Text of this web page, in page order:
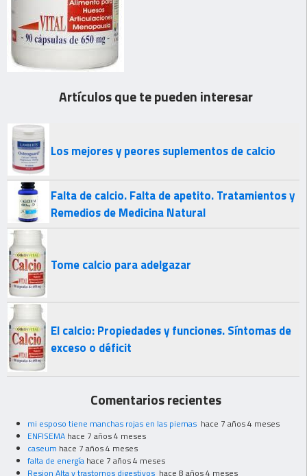
Artículos que te pueden interesar
Los mejores y peores suplementos de calcio
Falta de calcio. Falta de apetito. Tratamientos y
Remedios de Medicina Natural
Tome calcio para adelgazar
El calcio: Propiedades y funciones. Síntomas de
exceso o déficit
Comentarios recientes
mi esposo tiene manchas rojas en las piernas hace 7 años 4 meses
ENFISEMA hace 7 años 4 meses
caseum hace 7 años 4 meses
falta de energía hace 7 años 4 meses
Resion Alta y trastornos digestivos hace 8 años 4 meses